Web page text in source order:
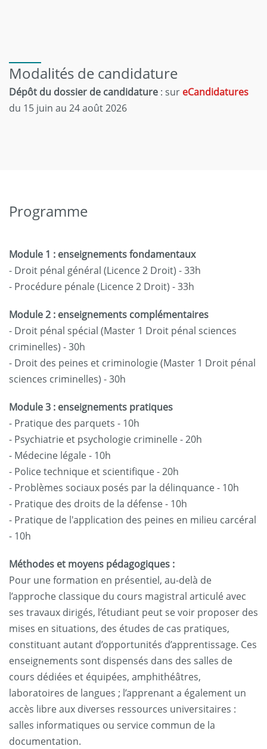
Modalités de candidature
Dépôt du dossier de candidature : sur eCandidatures
du 15 juin au 24 août 2026
Programme
Module 1 : enseignements fondamentaux
- Droit pénal général (Licence 2 Droit) - 33h
- Procédure pénale (Licence 2 Droit) - 33h
Module 2 : enseignements complémentaires
- Droit pénal spécial (Master 1 Droit pénal sciences
criminelles) - 30h
- Droit des peines et criminologie (Master 1 Droit pénal
sciences criminelles) - 30h
Module 3 : enseignements pratiques
- Pratique des parquets - 10h
- Psychiatrie et psychologie criminelle - 20h
- Médecine légale - 10h
- Police technique et scientifique - 20h
- Problèmes sociaux posés par la délinquance - 10h
- Pratique des droits de la défense - 10h
- Pratique de l'application des peines en milieu carcéral
- 10h
Méthodes et moyens pédagogiques :
Pour une formation en présentiel, au-delà de
l’approche classique du cours magistral articulé avec
ses travaux dirigés, l’étudiant peut se voir proposer des
mises en situations, des études de cas pratiques,
constituant autant d’opportunités d’apprentissage. Ces
enseignements sont dispensés dans des salles de
cours dédiées et équipées, amphithéâtres,
laboratoires de langues ; l’apprenant a également un
accès libre aux diverses ressources universitaires :
salles informatiques ou service commun de la
documentation.